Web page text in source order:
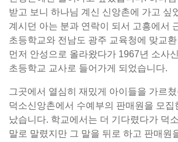
받고 보니 하나님 계신 신앙촌에 가고 싶
계시던 아는 분과 연락이 되서 고흥에서
초등학교와 전남도 광주 교육청에 맞교
먼저 안성으로 올라왔다가 1967년 소사
초등학교 교사로 들어가게 되었습니다.
그곳에서 열심히 재밌게 아이들을 가르쳤
덕소신앙촌에서 수예부의 판매원을 모집
났습니다. 학교에서는 더 기다렸다가 덕
말로 말렸지만 그 말을 뒤로 하고 판매원